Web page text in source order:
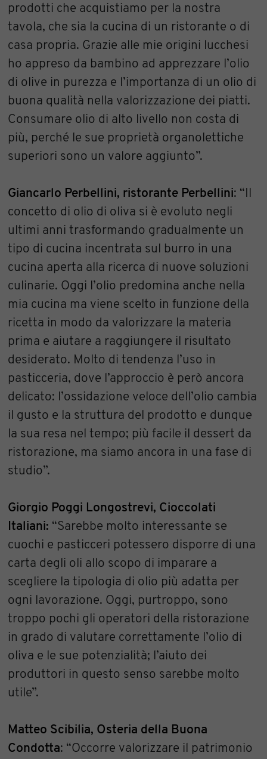
prodotti che acquistiamo per la nostra
tavola, che sia la cucina di un ristorante o di
casa propria. Grazie alle mie origini lucchesi
ho appreso da bambino ad apprezzare l’olio
di olive in purezza e l’importanza di un olio di
buona qualità nella valorizzazione dei piatti.
Consumare olio di alto livello non costa di
più, perché le sue proprietà organolettiche
superiori sono un valore aggiunto”.
Giancarlo Perbellini, ristorante Perbellini: “Il
concetto di olio di oliva si è evoluto negli
ultimi anni trasformando gradualmente un
tipo di cucina incentrata sul burro in una
cucina aperta alla ricerca di nuove soluzioni
culinarie. Oggi l’olio predomina anche nella
mia cucina ma viene scelto in funzione della
ricetta in modo da valorizzare la materia
prima e aiutare a raggiungere il risultato
desiderato. Molto di tendenza l’uso in
pasticceria, dove l’approccio è però ancora
delicato: l’ossidazione veloce dell’olio cambia
il gusto e la struttura del prodotto e dunque
la sua resa nel tempo; più facile il dessert da
ristorazione, ma siamo ancora in una fase di
studio”.
Giorgio Poggi Longostrevi, Cioccolati
Italiani: “Sarebbe molto interessante se
cuochi e pasticceri potessero disporre di una
carta degli oli allo scopo di imparare a
scegliere la tipologia di olio più adatta per
ogni lavorazione. Oggi, purtroppo, sono
troppo pochi gli operatori della ristorazione
in grado di valutare correttamente l’olio di
oliva e le sue potenzialità; l’aiuto dei
produttori in questo senso sarebbe molto
utile”.
Matteo Scibilia, Osteria della Buona
Condotta: “Occorre valorizzare il patrimonio